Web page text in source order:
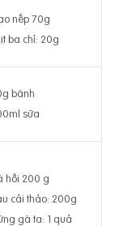
nếp 70g
ba chỉ: 20g
bánh
sữa
hồi 200 g
cải thảo: 200g
gà ta: 1 quả